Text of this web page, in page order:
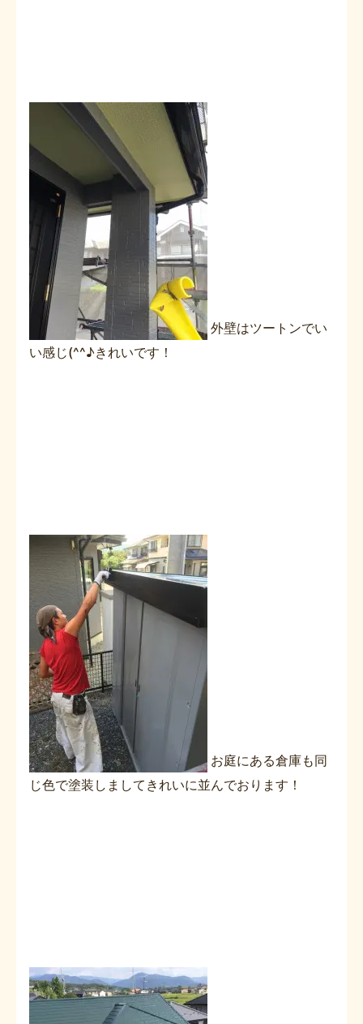
外壁はツートンでい
い感じ(^^♪きれいです！
お庭にある倉庫も同
じ色で塗装しましてきれいに並んでおります！